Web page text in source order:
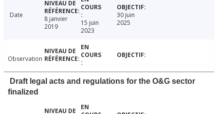
Date
8 janvier
2019
15 juin
2023
30 juin
2025
Observation
Draft legal acts and regulations for the O&G sector
finalized